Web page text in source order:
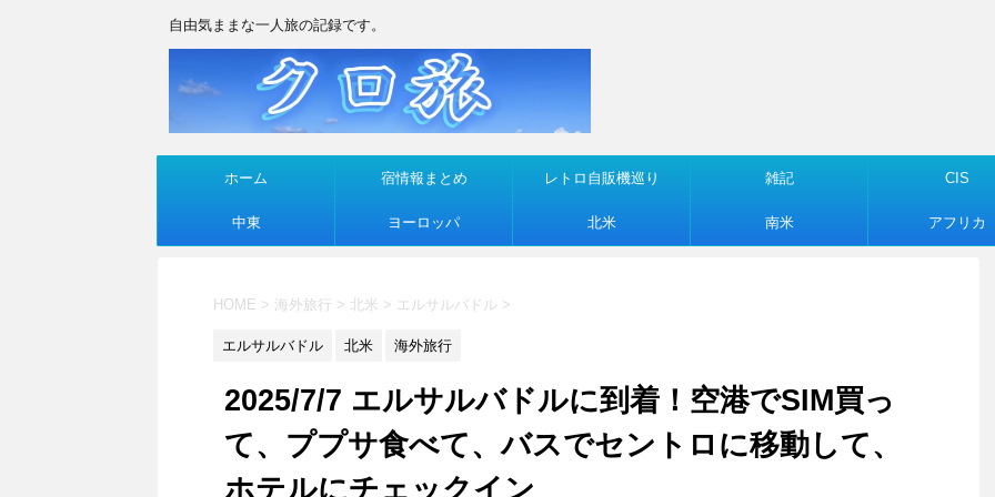
自由気ままな一人旅の記録です。
ホーム 宿情報まとめ レトロ自販機巡り 雑記 CIS
中東 ヨーロッパ 北米 南米 アフリカ
HOME > 海外旅行 > 北米 > エルサルバドル >
エルサルバドル 北米 海外旅行
2025/7/7 エルサルバドルに到着！空港でSIM買っ
て、ププサ食べて、バスでセントロに移動して、
ホテルにチェックイン